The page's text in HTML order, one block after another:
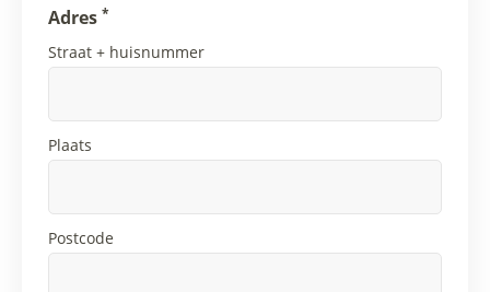
Adres *
Straat + huisnummer
Plaats
Postcode